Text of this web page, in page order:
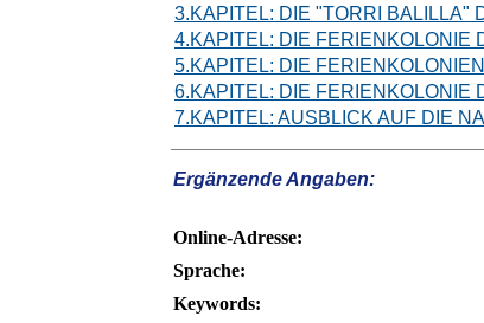
3.KAPITEL: DIE "TORRI BALILLA"
4.KAPITEL: DIE FERIENKOLONIE
5.KAPITEL: DIE
6.KAPITEL: DIE FERIENKOLONIE
7.KAPITEL: AUSBLICK AUF DIE
Ergänzende Angaben:
Online-Adresse:
Sprache:
Keywords: